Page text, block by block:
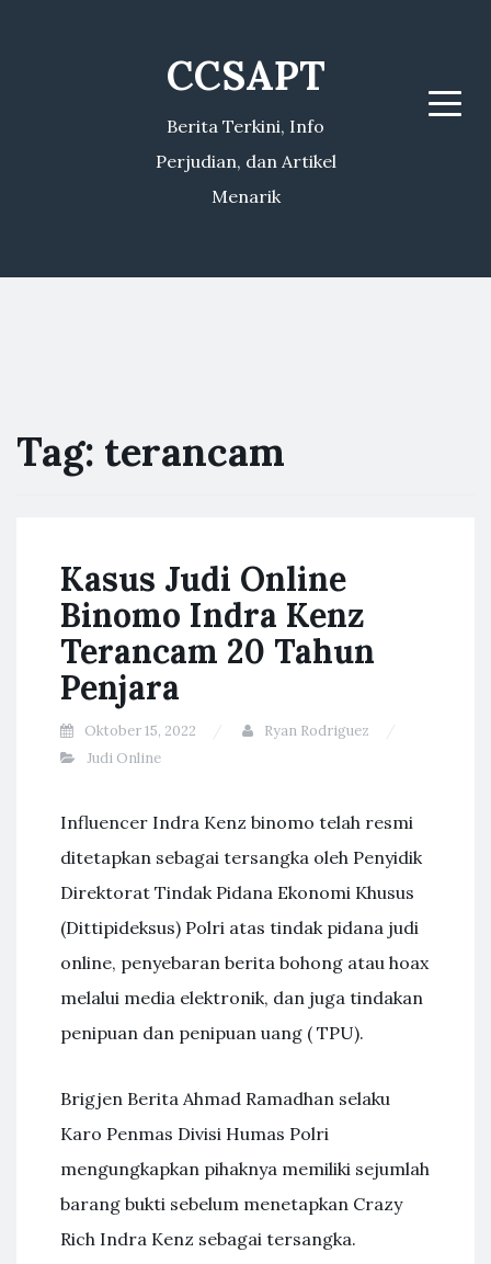
CCSAPT
Berita Terkini, Info
Perjudian, dan Artikel
Menarik
Menu
Tag: terancam
Kasus Judi Online
Binomo Indra Kenz
Terancam 20 Tahun
Penjara
Oktober 15, 2022
Ryan Rodriguez
Judi Online
Influencer Indra Kenz binomo telah resmi
ditetapkan sebagai tersangka oleh Penyidik
Direktorat Tindak Pidana Ekonomi Khusus
(Dittipideksus) Polri atas tindak pidana judi
online, penyebaran berita bohong atau hoax
melalui media elektronik, dan juga tindakan
penipuan dan penipuan uang ( TPU).
Brigjen Berita Ahmad Ramadhan selaku
Karo Penmas Divisi Humas Polri
mengungkapkan pihaknya memiliki sejumlah
barang bukti sebelum menetapkan Crazy
Rich Indra Kenz sebagai tersangka.